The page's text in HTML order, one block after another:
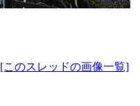
[このスレッドの画像一覧]